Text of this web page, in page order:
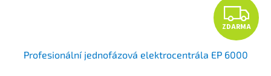
Z
D
ZDARMA
Profesionální jednofázová elektrocentrála EP 6000